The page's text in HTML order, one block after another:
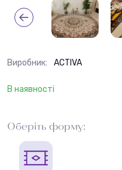
Виробник: ACTIVA
В наявності
Оберіть форму: